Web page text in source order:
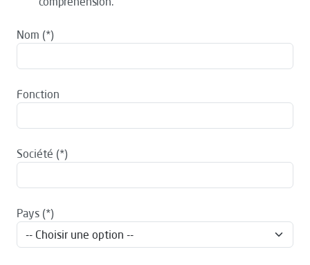
Nom
Fonction
Société
Pays